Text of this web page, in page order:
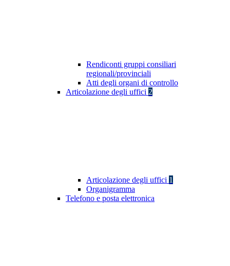
Rendiconti gruppi consiliari
regionali/provinciali
Atti degli organi di controllo
Articolazione degli uffici 2
Articolazione degli uffici 1
Organigramma
Telefono e posta elettronica